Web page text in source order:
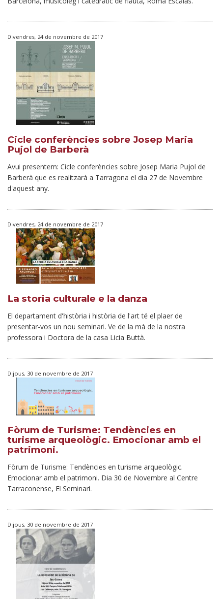
Divendres, 24 de novembre de 2017
Cicle conferències sobre Josep Maria
Pujol de Barberà
Avui presentem: Cicle conferències sobre Josep Maria Pujol de
Barberà que es realitzarà a Tarragona el dia 27 de Novembre
d'aquest any.
Divendres, 24 de novembre de 2017
La storia culturale e la danza
El departament d'història i història de l'art té el plaer de
presentar-vos un nou seminari. Ve de la mà de la nostra
professora i Doctora de la casa Licia Buttà.
Dijous, 30 de novembre de 2017
Fòrum de Turisme: Tendències en
turisme arqueològic. Emocionar amb el
patrimoni.
Fòrum de Turisme: Tendències en turisme arqueològic.
Emocionar amb el patrimoni. Dia 30 de Novembre al Centre
Tarraconense, El Seminari.
Dijous, 30 de novembre de 2017